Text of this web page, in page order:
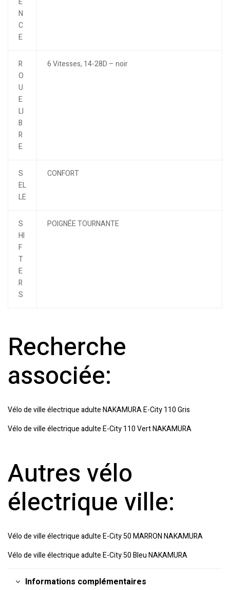
N
C
E
R
O
U
E
LI
B
R
E
6 Vitesses, 14-28D – noir
S
EL
LE
CONFORT
S
HI
F
T
E
R
S
POIGNÉE TOURNANTE
Recherche
associée:
Vélo de ville électrique adulte NAKAMURA E-City 110 Gris
Vélo de ville électrique adulte E-City 110 Vert NAKAMURA
Autres vélo
électrique ville:
Vélo de ville électrique adulte E-City 50 MARRON NAKAMURA
Vélo de ville électrique adulte E-City 50 Bleu NAKAMURA
Informations complémentaires